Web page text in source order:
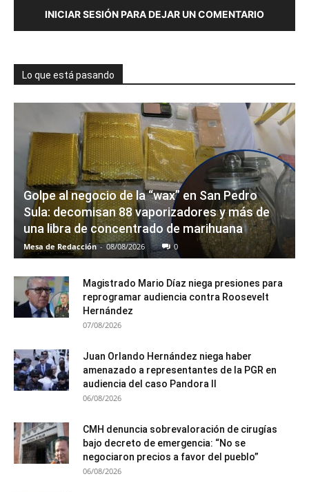
INICIAR SESIÓN PARA DEJAR UN COMENTARIO
Lo que está pasando
Golpe al negocio de la “wax” en San Pedro
Sula: decomisan 88 vaporizadores y más de
una libra de concentrado de marihuana
Mesa de Redacción - 08/08/2026 0
Magistrado Mario Díaz niega presiones para
reprogramar audiencia contra Roosevelt
Hernández
07/08/2026
Juan Orlando Hernández niega haber
amenazado a representantes de la PGR en
audiencia del caso Pandora II
06/08/2026
CMH denuncia sobrevaloración de cirugías
bajo decreto de emergencia: “No se
negociaron precios a favor del pueblo”
06/08/2026